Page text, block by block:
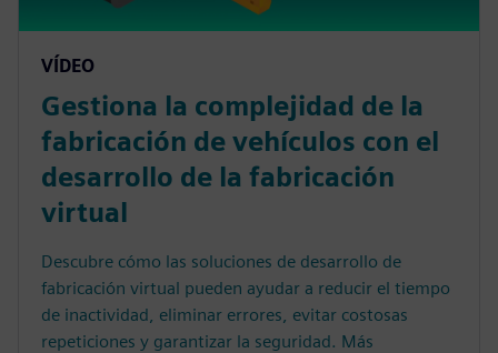
VÍDEO
Gestiona la complejidad de la
fabricación de vehículos con el
desarrollo de la fabricación
virtual
Descubre cómo las soluciones de desarrollo de
fabricación virtual pueden ayudar a reducir el tiempo
de inactividad, eliminar errores, evitar costosas
repeticiones y garantizar la seguridad. Más